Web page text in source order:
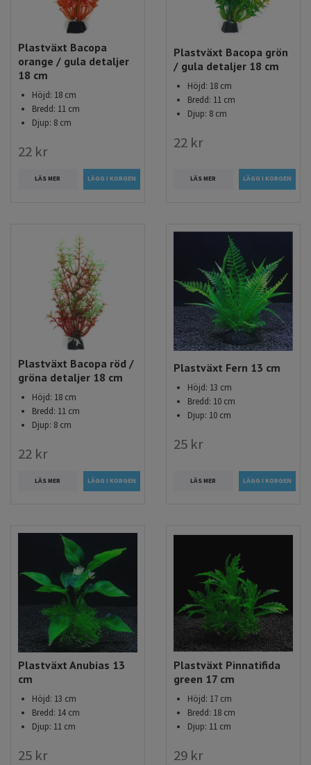
Plastväxt Bacopa
orange / gula detaljer
18 cm
Höjd: 18 cm
Bredd: 11 cm
Djup: 8 cm
22 kr
LÄS MER
Plastväxt Bacopa grön
/ gula detaljer 18 cm
Höjd: 18 cm
Bredd: 11 cm
Djup: 8 cm
22 kr
LÄS MER
Plastväxt Bacopa röd /
gröna detaljer 18 cm
Höjd: 18 cm
Bredd: 11 cm
Djup: 8 cm
22 kr
LÄS MER
Plastväxt Fern 13 cm
Höjd: 13 cm
Bredd: 10 cm
Djup: 10 cm
25 kr
LÄS MER
Plastväxt Anubias 13
cm
Höjd: 13 cm
Bredd: 14 cm
Djup: 11 cm
25 kr
Plastväxt Pinnatifida
green 17 cm
Höjd: 17 cm
Bredd: 18 cm
Djup: 11 cm
29 kr